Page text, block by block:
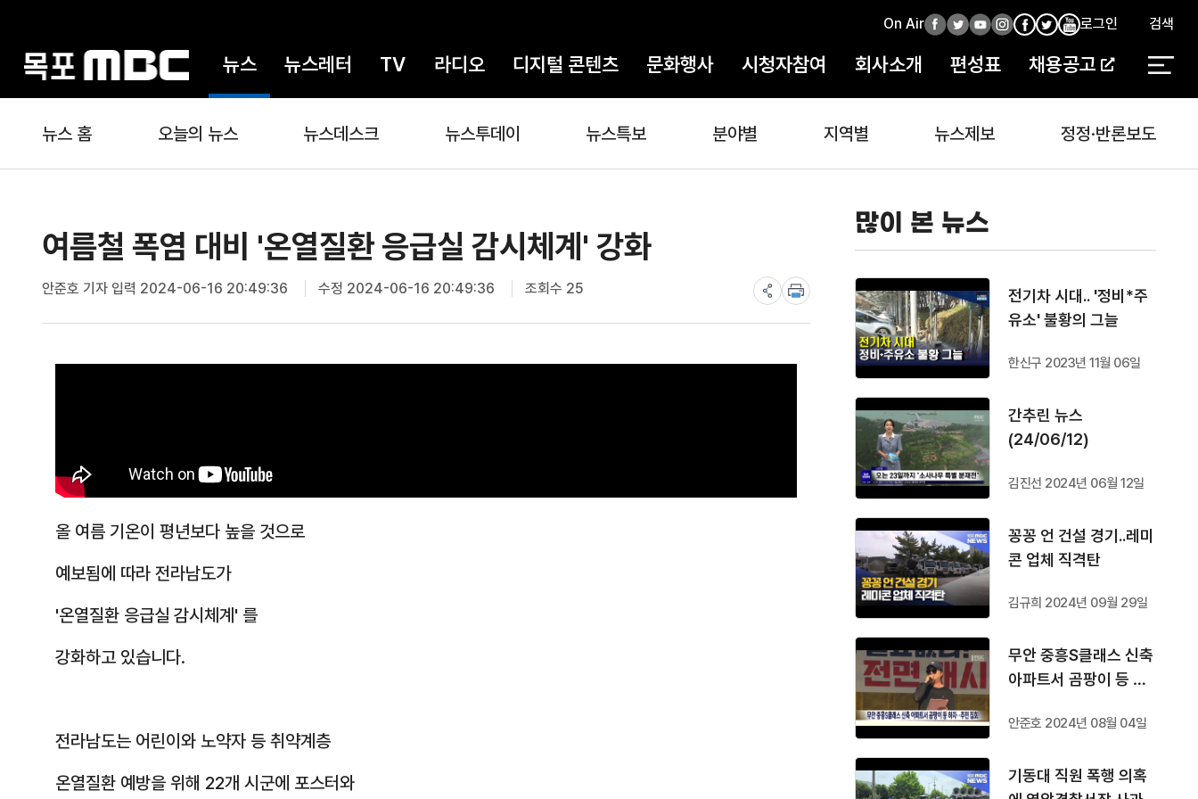
뉴스 뉴스레터 TV 라디오 디지털 콘텐츠 문화행사 시청자참여 회사소개 편성표 채용공고
On Air페 트
터
유
브
인
타
페 인
타
유
브
로그인 검색
뉴스 홈 오늘의 뉴스 뉴스데스크 뉴스투데이 뉴스특보 분야별 지역별 뉴스제보 정정·반론보도
여름철 폭염 대비 '온열질환 응급실 감시체계' 강화
안준호 기자입력 2024-06-16 20:49:36 수정 2024-06-16 20:49:36 조회수 25
올 여름 기온이 평년보다 높을 것으로
예보됨에 따라 전라남도가
'온열질환 응급실 감시체계' 를
강화하고 있습니다.
전라남도는 어린이와 노약자 등 취약계층
온열질환 예방을 위해 22개 시군에 포스터와
많이 본 뉴스
전기차 시대.. '정비*주
유소' 불황의 그늘
한신구 2023년 11월 06일
간추린 뉴스
(24/06/12)
김진선 2024년 06월 12일
꽁꽁 언 건설 경기..레미
콘 업체 직격탄
김규희 2024년 09월 29일
무안 중흥S클래스 신축
아파트서 곰팡이 등 하
안준호 2024년 08월 04일
기동대 직원 폭행 의혹